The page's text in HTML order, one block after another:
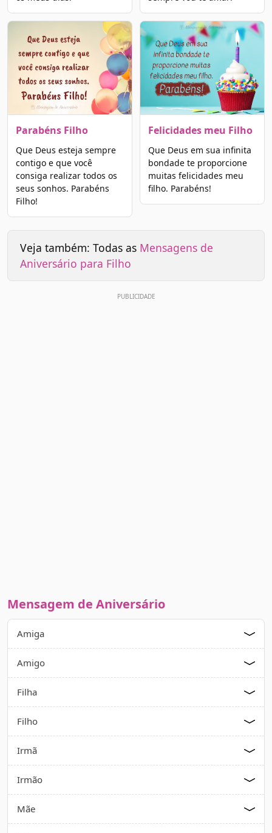
Parabéns Filho
Que Deus esteja sempre
contigo e que você
consiga realizar todos os
seus sonhos. Parabéns
Filho!
Felicidades meu Filho
Que Deus em sua infinita
bondade te proporcione
muitas felicidades meu
filho. Parabéns!
Veja também: Todas as Mensagens de
Aniversário para Filho
Mensagem de Aniversário
Amiga
Amigo
Filha
Filho
Irmã
Irmão
Mãe